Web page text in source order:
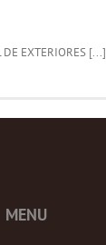
EXTERIORES [...]
MENU